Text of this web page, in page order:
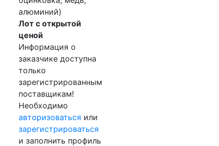
алюминий)
Лот с открытой
ценой
Информация о
заказчике доступна
только
зарегистрированным
поставщикам!
Необходимо
авторизоваться или
зарегистрироваться
и заполнить профиль